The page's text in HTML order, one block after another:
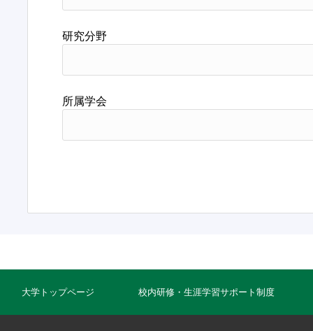
研究分野
所属学会
大学トップページ 校内研修・生涯学習サポート制度